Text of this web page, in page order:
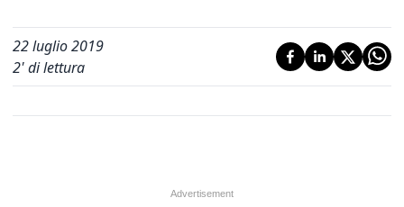
22 luglio 2019
2' di lettura